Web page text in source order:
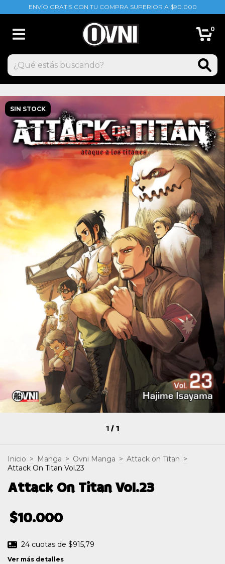
ENVÍO GRATIS CON TU COMPRA SUPERIOR A $90.000
0
SIN STOCK
1/1
Inicio > Manga > Ovni Manga > Attack on Titan >
Attack On Titan Vol.23
Attack On Titan Vol.23
$10.000
24 cuotas de $915,79
Ver más detalles